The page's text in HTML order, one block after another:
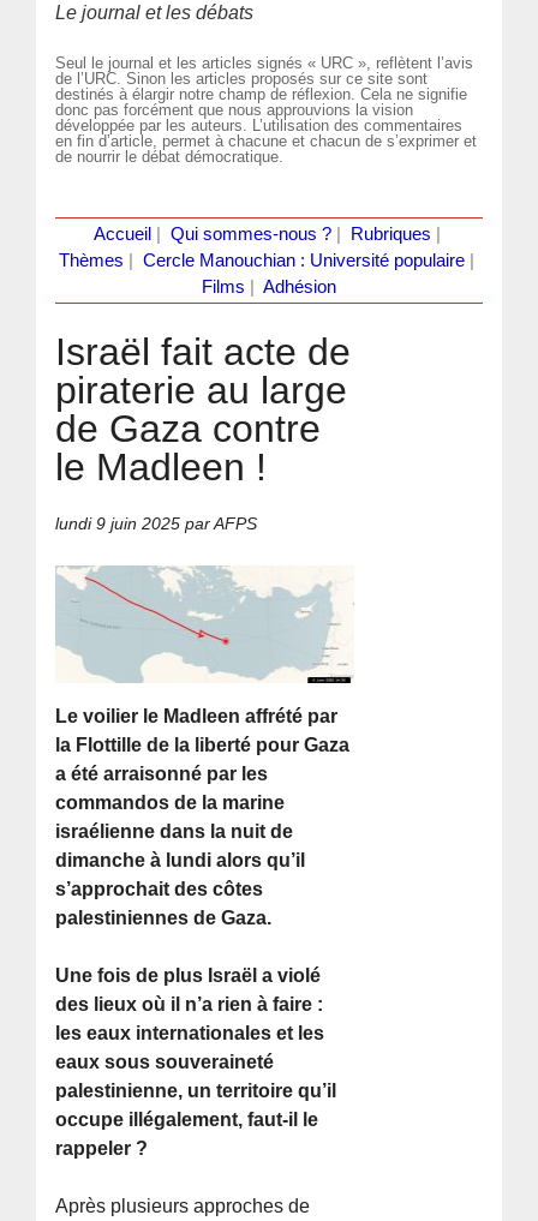
Le journal et les débats
Seul le journal et les articles signés « URC », reflètent l’avis
de l’URC. Sinon les articles proposés sur ce site sont
destinés à élargir notre champ de réflexion. Cela ne signifie
donc pas forcément que nous approuvions la vision
développée par les auteurs. L’utilisation des commentaires
en fin d’article, permet à chacune et chacun de s’exprimer et
de nourrir le débat démocratique.
Accueil Qui sommes-nous ?| Rubriques
Thèmes
Cercle Manouchian : Université populaire
Films
Adhésion
Israël fait acte de
piraterie au large
de Gaza contre
le Madleen !
lundi 9 juin 2025 par AFPS
Le voilier le Madleen affrété par
la Flottille de la liberté pour Gaza
a été arraisonné par les
commandos de la marine
israélienne dans la nuit de
dimanche à lundi alors qu’il
s’approchait des côtes
palestiniennes de Gaza.
Une fois de plus Israël a violé
des lieux où il n’a rien à faire :
les eaux internationales et les
eaux sous souveraineté
palestinienne, un territoire qu’il
occupe illégalement, faut-il le
rappeler ?
Après plusieurs approches de